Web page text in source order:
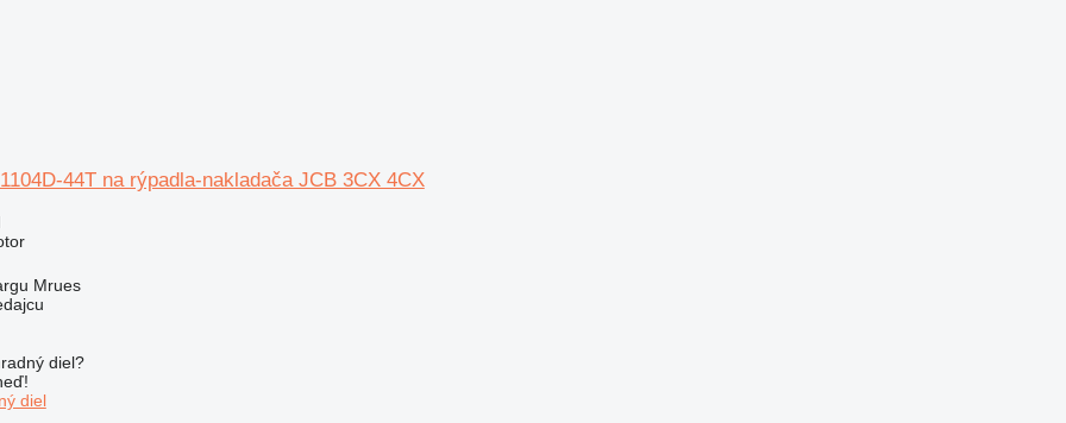
44T na rýpadla-nakladača JCB 3CX 4CX
Mrues
diel?
diel